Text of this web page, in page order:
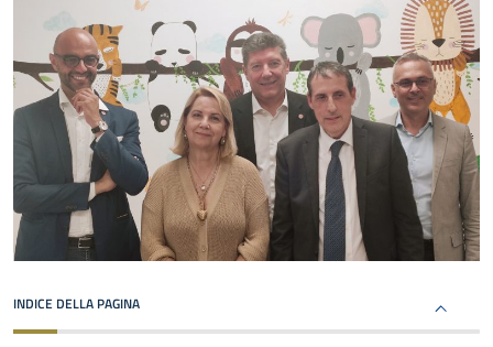
INDICE DELLA PAGINA